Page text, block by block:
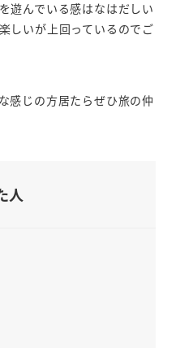
遊んでいる感はなはだしい
しいが上回っているのでご
感じの方居たらぜひ旅の仲
人